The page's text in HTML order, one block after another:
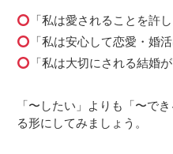
「私は愛されることを許し
「私は安心して恋愛・婚活
「私は大切にされる結婚が
「〜したい」よりも「〜で
る形にしてみましょう。